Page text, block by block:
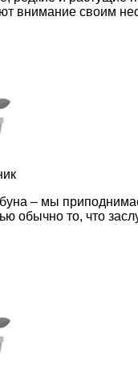
внимание своим
– мы
обычно то, что